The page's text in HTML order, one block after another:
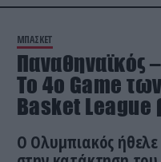
ΜΠΑΣΚΕΤ
Παναθηναϊκός
Το 4ο Game
Basket League
Ο Ολυμπιακός ήθελε